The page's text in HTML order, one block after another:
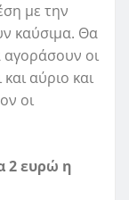
με την
καύσιμα. Θα
αγοράσουν οι
αύριο και
οι
2 ευρώ η